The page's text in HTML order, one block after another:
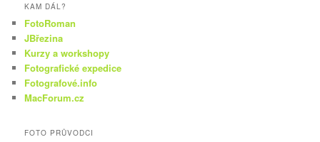
KAM DÁL?
FotoRoman
JBřezina
Kurzy a workshopy
Fotografické expedice
Fotografové.info
MacForum.cz
FOTO PRŮVODCI